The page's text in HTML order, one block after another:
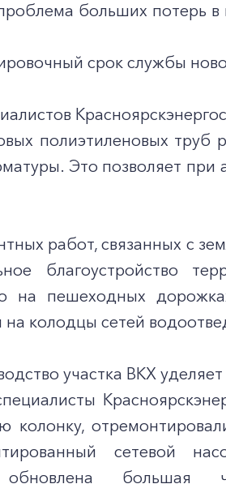
больших потерь
срок службы
полиэтиленовых труб
Это позволяет при
работ, связанных с
благоустройство
на пешеходных
на колодцы сетей
участка ВКХ
колонку,
сетевой
большая